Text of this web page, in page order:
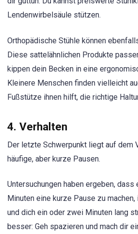
Lendenwirbelsäule stützen.
Orthopädische Stühle können
Diese sattelähnlichen Produkte
kippen dein Becken in eine
Kleinere Menschen finden vielleicht
Fußstütze ihnen hilft, die richtige
4. Verhalten
Der letzte Schwerpunkt liegt auf dem
häufige, aber kurze Pausen.
Untersuchungen haben ergeben,
Minuten eine kurze Pause zu
und dich ein oder zwei Minuten lang
besser: Geh spazieren und mach dir